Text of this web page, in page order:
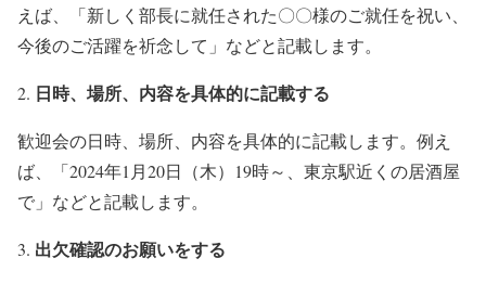
えば、「新しく部長に就任された〇〇様のご就任を祝い、
今後のご活躍を祈念して」などと記載します。
日時、場所、内容を具体的に記載する
歓迎会の日時、場所、内容を具体的に記載します。例え
ば、「2024年1月20日（木）19時～、東京駅近くの居酒屋
で」などと記載します。
出欠確認のお願いをする